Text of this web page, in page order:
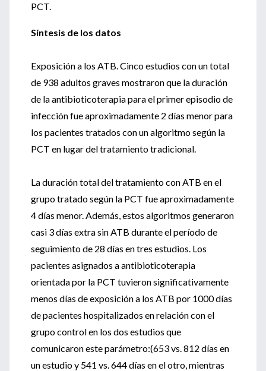
PCT.
Síntesis de los datos
Exposición a los ATB. Cinco estudios con un total
de 938 adultos graves mostraron que la duración
de la antibioticoterapia para el primer episodio de
infección fue aproximadamente 2 días menor para
los pacientes tratados con un algoritmo según la
PCT en lugar del tratamiento tradicional.
La duración total del tratamiento con ATB en el
grupo tratado según la PCT fue aproximadamente
4 días menor. Además, estos algoritmos generaron
casi 3 días extra sin ATB durante el período de
seguimiento de 28 días en tres estudios. Los
pacientes asignados a antibioticoterapia
orientada por la PCT tuvieron significativamente
menos días de exposición a los ATB por 1000 días
de pacientes hospitalizados en relación con el
grupo control en los dos estudios que
comunicaron este parámetro:(653 vs. 812 días en
un estudio y 541 vs. 644 días en el otro, mientras